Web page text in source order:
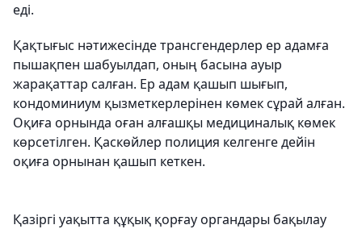
еді.
Қақтығыс нәтижесінде трансгендерлер ер адамға
пышақпен шабуылдап, оның басына ауыр
жарақаттар салған. Ер адам қашып шығып,
кондоминиум қызметкерлерінен көмек сұрай алған.
Оқиға орнында оған алғашқы медициналық көмек
көрсетілген. Қаскөйлер полиция келгенге дейін
оқиға орнынан қашып кеткен.
Қазіргі уақытта құқық қорғау органдары бақылау